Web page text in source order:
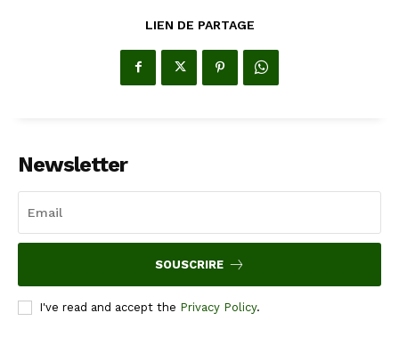
LIEN DE PARTAGE
Newsletter
SOUSCRIRE
I've read and accept the Privacy Policy.